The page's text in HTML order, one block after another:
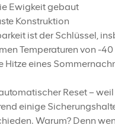
Ewigkeit gebaut
Konstruktion
ist der Schlüssel,
Temperaturen von -
Hitze eines
Reset –
einige
Warum? Denn